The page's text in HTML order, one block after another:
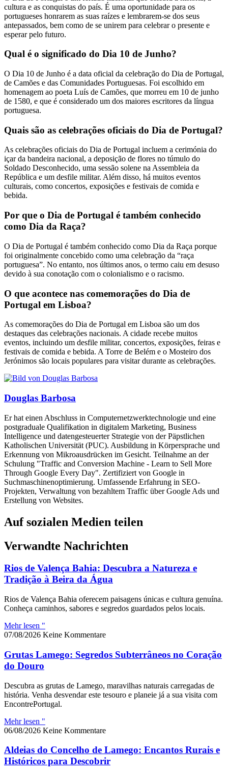
cultura e as conquistas do país. É uma oportunidade para os
portugueses honrarem as suas raízes e lembrarem-se dos seus
antepassados, bem como de se unirem para celebrar o presente e
esperar pelo futuro.
Qual é o significado do Dia 10 de Junho?
O Dia 10 de Junho é a data oficial da celebração do Dia de Portugal,
de Camões e das Comunidades Portuguesas. Foi escolhido em
homenagem ao poeta Luís de Camões, que morreu em 10 de junho
de 1580, e que é considerado um dos maiores escritores da língua
portuguesa.
Quais são as celebrações oficiais do Dia de Portugal?
As celebrações oficiais do Dia de Portugal incluem a cerimónia do
içar da bandeira nacional, a deposição de flores no túmulo do
Soldado Desconhecido, uma sessão solene na Assembleia da
República e um desfile militar. Além disso, há muitos eventos
culturais, como concertos, exposições e festivais de comida e
bebida.
Por que o Dia de Portugal é também conhecido
como Dia da Raça?
O Dia de Portugal é também conhecido como Dia da Raça porque
foi originalmente concebido como uma celebração da “raça
portuguesa”. No entanto, nos últimos anos, o termo caiu em desuso
devido à sua conotação com o colonialismo e o racismo.
O que acontece nas comemorações do Dia de
Portugal em Lisboa?
As comemorações do Dia de Portugal em Lisboa são um dos
destaques das celebrações nacionais. A cidade recebe muitos
eventos, incluindo um desfile militar, concertos, exposições, feiras e
festivais de comida e bebida. A Torre de Belém e o Mosteiro dos
Jerónimos são locais populares para visitar durante as celebrações.
Douglas Barbosa
Er hat einen Abschluss in Computernetzwerktechnologie und eine
postgraduale Qualifikation in digitalem Marketing, Business
Intelligence und datengesteuerter Strategie von der Päpstlichen
Katholischen Universität (PUC). Ausbildung in Körpersprache und
Erkennung von Mikroausdrücken im Gesicht. Teilnahme an der
Schulung "Traffic and Conversion Machine - Learn to Sell More
Through Google Every Day". Zertifiziert von Google in
Suchmaschinenoptimierung. Umfassende Erfahrung in SEO-
Projekten, Verwaltung von bezahltem Traffic über Google Ads und
Erstellung von Websites.
Auf sozialen Medien teilen
Verwandte Nachrichten
Rios de Valença Bahia: Descubra a Natureza e
Tradição à Beira da Água
Rios de Valença Bahia oferecem paisagens únicas e cultura genuína.
Conheça caminhos, sabores e segredos guardados pelos locais.
Mehr lesen "
07/08/2026 Keine Kommentare
Grutas Lamego: Segredos Subterrâneos no Coração
do Douro
Descubra as grutas de Lamego, maravilhas naturais carregadas de
história. Venha desvendar este tesouro e planeie já a sua visita com
EncontrePortugal.
Mehr lesen "
06/08/2026 Keine Kommentare
Aldeias do Concelho de Lamego: Encantos Rurais e
Históricos para Descobrir